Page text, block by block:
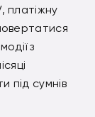
платіжну
з
під сумнів